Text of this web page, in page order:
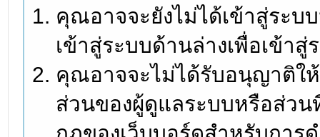
คุณอาจจะยังไม่ได้เข้าสู่ระบ
เข้าสู่ระบบด้านล่างเพื่อเข้า
คุณอาจจะไม่ได้รับอนุญาติใ
ส่วนของผู้ดูแลระบบหรือส่ว